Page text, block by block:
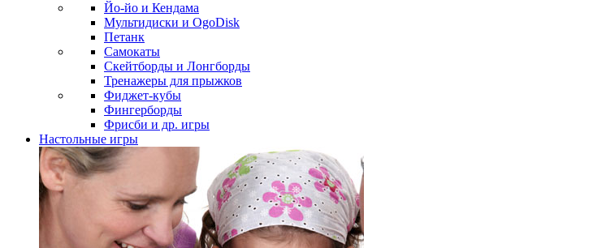
Йо-йо и Кендама
Мультидиски и OgoDisk
Петанк
Самокаты
Скейтборды и Лонгборды
Тренажеры для прыжков
Фиджет-кубы
Фингерборды
Фрисби и др. игры
Настольные игры